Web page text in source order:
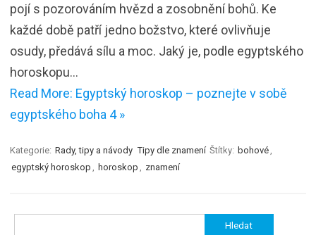
pojí s pozorováním hvězd a zosobnění bohů. Ke
každé době patří jedno božstvo, které ovlivňuje
osudy, předává sílu a moc. Jaký je, podle egyptského
horoskopu…
Read More: Egyptský horoskop – poznejte v sobě
egyptského boha 4 »
Kategorie: Rady, tipy a návody Tipy dle znamení Štítky: bohové
egyptský horoskop
horoskop znamení